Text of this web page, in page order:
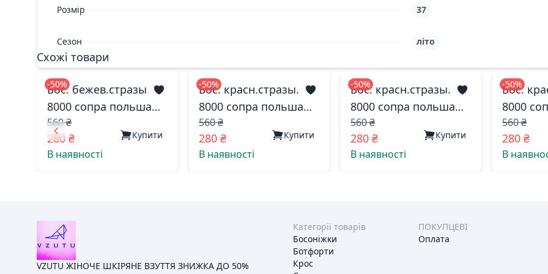
Розмір 37
Сезон літо
Схожі товари
-50%
Бос. бежев.стразы.
8000 сопра польша
37(р)
560 ₴
280 ₴ Купити
В наявності
-50%
Бос. красн.стразы.
8000 сопра польша
39(р)
560 ₴
280 ₴ Купити
В наявності
-50%
Бос. красн.стразы.
8000 сопра польша
36(р)
560 ₴
280 ₴ Купити
В наявності
-50%
Бос.
8000
38(р)
560 ₴
280 ₴
В
VZUTU ЖІНОЧЕ ШКІРЯНЕ ВЗУТТЯ ЗНИЖКА ДО 50%
Категорії товарів
Босоніжки
Ботфорти
Крос
ПОКУПЦЕВІ
Оплата